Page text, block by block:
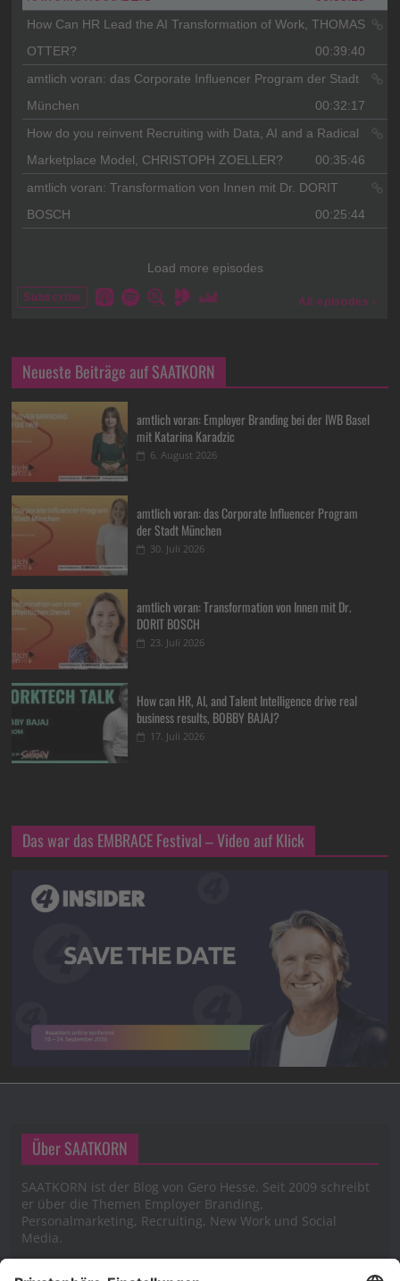
Neueste Beiträge auf SAATKORN
amtlich voran: Employer Branding bei der IWB Basel
mit Katarina Karadzic
6. August 2026
amtlich voran: das Corporate Influencer Program
der Stadt München
30. Juli 2026
amtlich voran: Transformation von Innen mit Dr.
DORIT BOSCH
23. Juli 2026
How can HR, AI, and Talent Intelligence drive real
business results, BOBBY BAJAJ?
17. Juli 2026
Das war das EMBRACE Festival – Video auf Klick
Über SAATKORN
SAATKORN ist der Blog von Gero Hesse. Seit 2009 schreibt
er über die Themen Employer Branding,
Personalmarketing, Recruiting, New Work und Social
Media.